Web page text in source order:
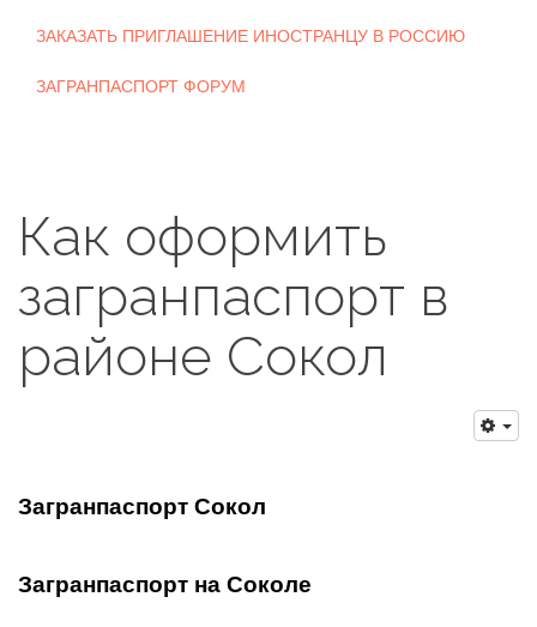
ЗАКАЗАТЬ ПРИГЛАШЕНИЕ ИНОСТРАНЦУ В РОССИЮ
ЗАГРАНПАСПОРТ ФОРУМ
Как оформить
загранпаспорт в
районе Сокол
Загранпаспорт Сокол
Загранпаспорт на Соколе